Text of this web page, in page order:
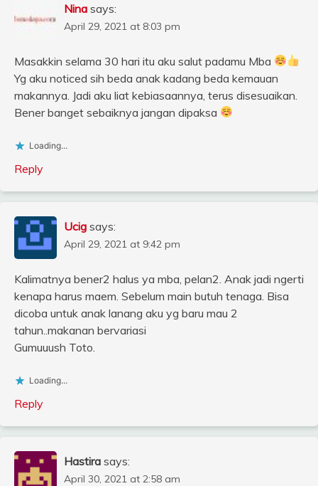
Nina says:
April 29, 2021 at 8:03 pm
Masakkin selama 30 hari itu aku salut padamu Mba
Yg aku noticed sih beda anak kadang beda kemauan
makannya. Jadi aku liat kebiasaannya, terus disesuaikan.
Bener banget sebaiknya jangan dipaksa
Loading...
Reply
Ucig says:
April 29, 2021 at 9:42 pm
Kalimatnya bener2 halus ya mba, pelan2. Anak jadi ngerti
kenapa harus maem. Sebelum main butuh tenaga. Bisa
dicoba untuk anak lanang aku yg baru mau 2
tahun..makanan bervariasi
Gumuuush Toto.
Loading...
Reply
Hastira says:
April 30, 2021 at 2:58 am